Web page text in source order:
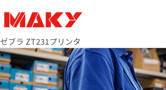
ゼブラ ZT231プリンタ